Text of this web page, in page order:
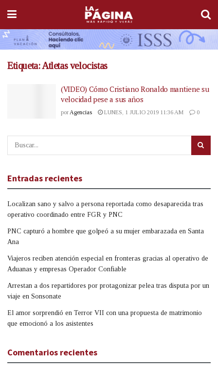
Etiqueta:Atletas velocistas
(VIDEO) Cómo Cristiano Ronaldo mantiene su
velocidad pese a sus años
por Agencias LUNES, 1 JULIO 2019 11:36 AM 0
Entradas recientes
Localizan sano y salvo a persona reportada como desaparecida tras
operativo coordinado entre FGR y PNC
PNC capturó a hombre que golpeó a su mujer embarazada en Santa
Ana
Viajeros reciben atención especial en fronteras gracias al operativo de
Aduanas y empresas Operador Confiable
Arrestan a dos repartidores por protagonizar pelea tras disputa por un
viaje en Sonsonate
El amor sorprendió en Terror VII con una propuesta de matrimonio
que emocionó a los asistentes
Comentarios recientes